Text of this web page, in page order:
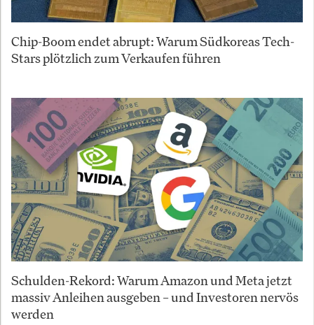
Chip-Boom endet abrupt: Warum Südkoreas Tech-
Stars plötzlich zum Verkaufen führen
Schulden-Rekord: Warum Amazon und Meta jetzt
massiv Anleihen ausgeben – und Investoren nervös
werden